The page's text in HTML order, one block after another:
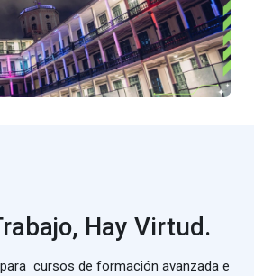
Hay Virtud.
cursos de formación avanzada e